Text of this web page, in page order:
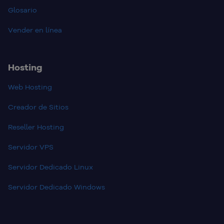
Glosario
Vender en línea
Hosting
Web Hosting
Creador de Sitios
Reseller Hosting
Servidor VPS
Servidor Dedicado Linux
Servidor Dedicado Windows